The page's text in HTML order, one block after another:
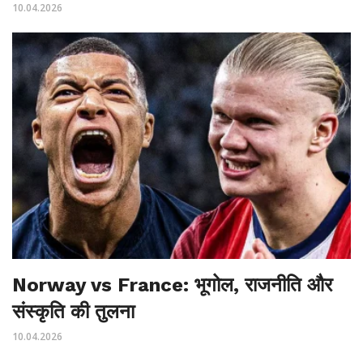
10.04.2026
Norway vs France: भूगोल, राजनीति और
संस्कृति की तुलना
10.04.2026